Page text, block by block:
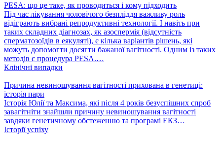
PESA: що це таке, як проводиться і кому підходить
Під час лікування чоловічого безпліддя важливу роль
відіграють вибрані репродуктивні технології. І навіть при
таких складних діагнозах, як азоспермія (відсутність
сперматозоїдів в еякуляті), є кілька варіантів рішень, які
можуть допомогти досягти бажаної вагітності. Одним із таких
методів є процедура PESA.…
Клінічні випадки
Причина невиношування вагітності прихована в генетиці:
історія пари
Історія Юлії та Максима, які після 4 років безуспішних спроб
завагітніти знайшли причину невиношування вагітності
завдяки генетичному обстеженню та програмі ЕКЗ…
Історії успіху